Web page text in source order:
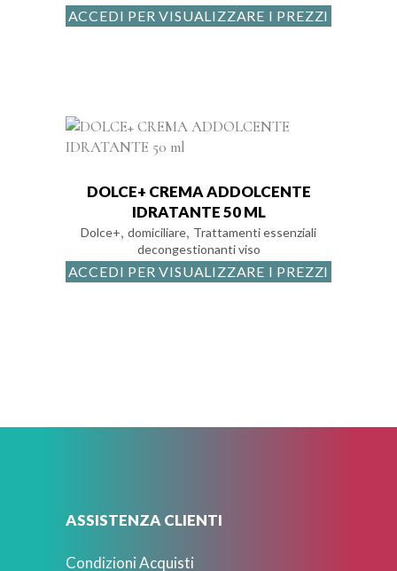
ACCEDI PER VISUALIZZARE I PREZZI
DOLCE+ CREMA ADDOLCENTE
IDRATANTE 50 ML
Dolce+, domiciliare, Trattamenti essenziali
decongestionanti viso
ACCEDI PER VISUALIZZARE I PREZZI
ASSISTENZA CLIENTI
Condizioni Acquisti